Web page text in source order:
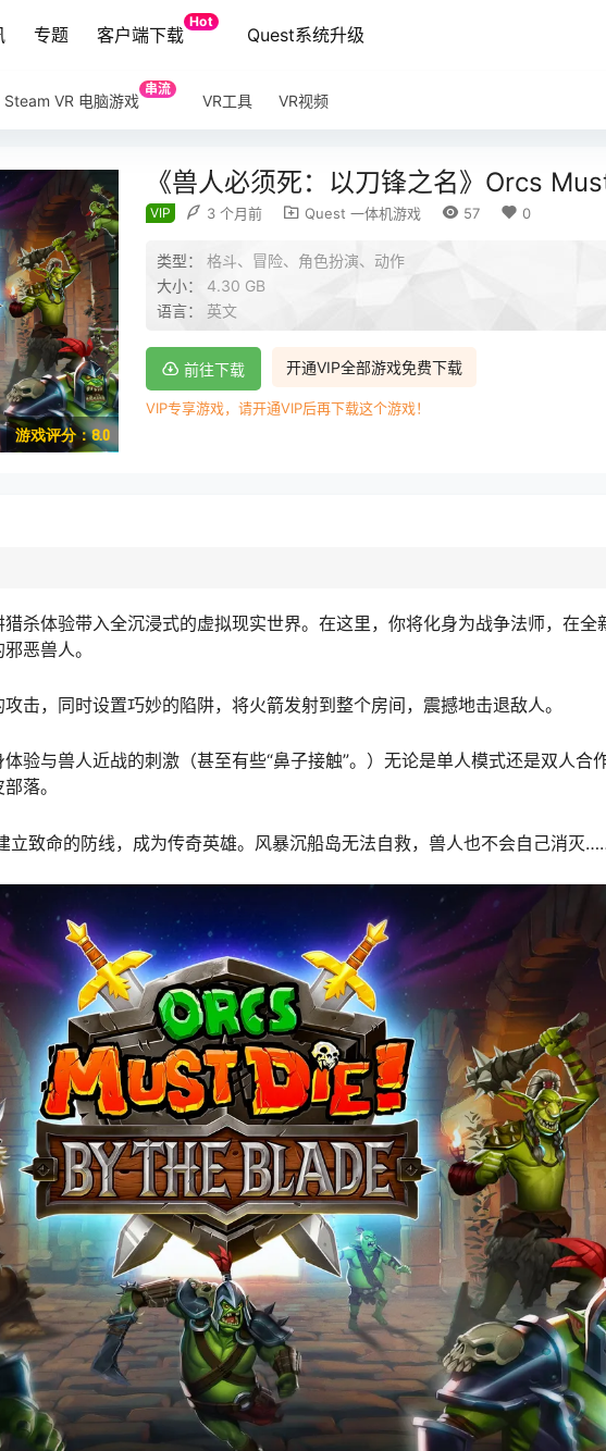
专题 客户端下载
Hot
Quest系统升级
Steam VR 电脑游戏
串流
VR工具 VR视频
游戏评分：8.0
《兽人必须死：以刀锋之名》Orcs
VIP 3 个月前 Quest 一体机游戏 57 0
类型： 格斗、冒险、角色扮演、动作
大小： 4.30 GB
语言： 英文
开通VIP全部游戏免费下载
前往下载
VIP专享游戏，请开通VIP后再下载这个游戏！
猎杀体验带入全沉浸式的虚拟现实世界。在这里，你将化身为战争法师，在全
恶兽人。
击，同时设置巧妙的陷阱，将火箭发射到整个房间，震撼地击退敌人。
验与兽人近战的刺激（甚至有些“鼻子接触”。）无论是单人模式还是双人合
落。
立致命的防线，成为传奇英雄。风暴沉船岛无法自救，兽人也不会自己消灭